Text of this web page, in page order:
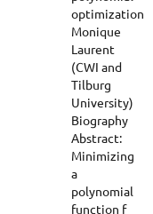
optimization
Monique
Laurent
(CWI and
Tilburg
University)
Biography
Abstract:
Minimizing
a
polynomial
function f